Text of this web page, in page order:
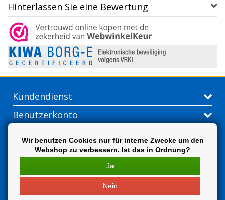
Hinterlassen Sie eine Bewertung
Kundendienst
Benutzerkonto
Extra
Wir benutzen Cookies nur für interne Zwecke um den
Webshop zu verbessern. Ist das in Ordnung?
Ja
Nein